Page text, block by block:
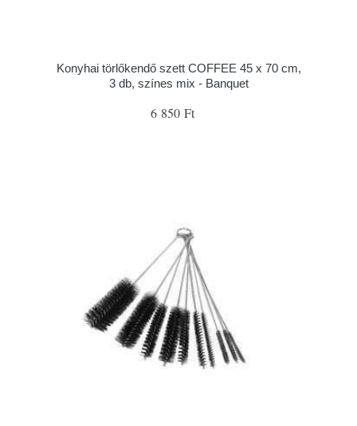
Konyhai törlőkendő szett COFFEE 45 x 70 cm,
3 db, színes mix - Banquet
6 850 Ft